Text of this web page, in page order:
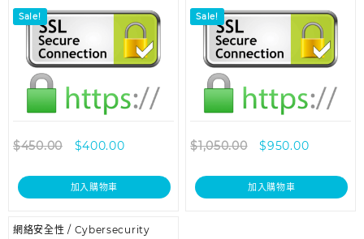
Sale!
$450.00 $400.00
加入購物車
Sale!
$1,050.00 $950.00
加入購物車
網絡安全性 / Cybersecurity